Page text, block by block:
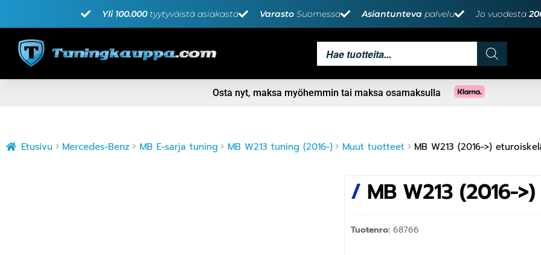
Yli 100.000 tyytyväistä asiakasta Varasto Suomessa Asiantunteva palvelu Jo vuodesta
Osta nyt, maksa myöhemmin tai maksa osamaksulla
Etusivu Mercedes-Benz MB E-sarja tuning MB W213 tuning (2016-) Muut tuotteet MB W213 (2016->)
/ MB W213 (2016-
Tuotenro: 68766